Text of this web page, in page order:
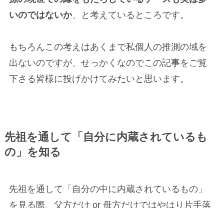
いのではないか、と考えているところです。
もちろんこの考えはあくまで私個人の推測の域を
出ないのですが、せっかくなのでこの記事をご覧
下さる皆様に投げかけてみたいと思います。
先祖を通して「自分に内蔵されているも
の」を知る
先祖を通して「自分の中に内蔵されているもの」
を見る際、父方だけ or 母方だけではやはり片手落